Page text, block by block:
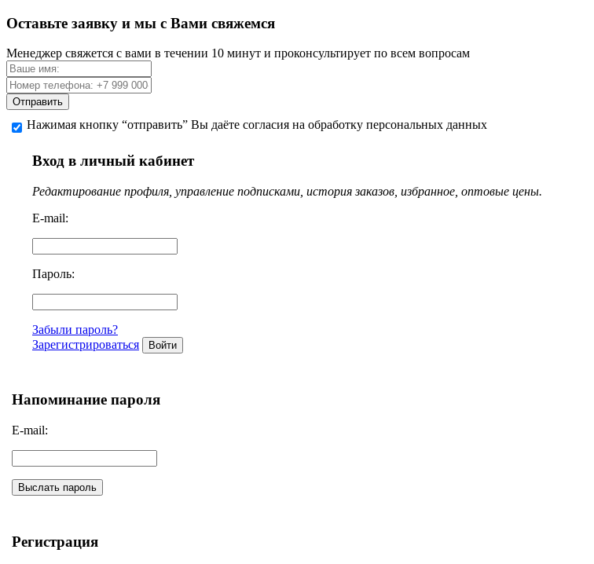
Оставьте заявку и мы с Вами свяжемся
Менеджер свяжется с вами в течении 10 минут и проконсультирует по всем вопросам
Отправить
Нажимая кнопку “отправить” Вы даёте согласия на обработку персональных данных
Вход в личный кабинет
Редактирование профиля, управление подписками, история заказов, избранное, оптовые цены.
E-mail:
Пароль:
Забыли пароль?
Зарегистрироваться
Войти
Напоминание пароля
E-mail:
Выслать пароль
Регистрация